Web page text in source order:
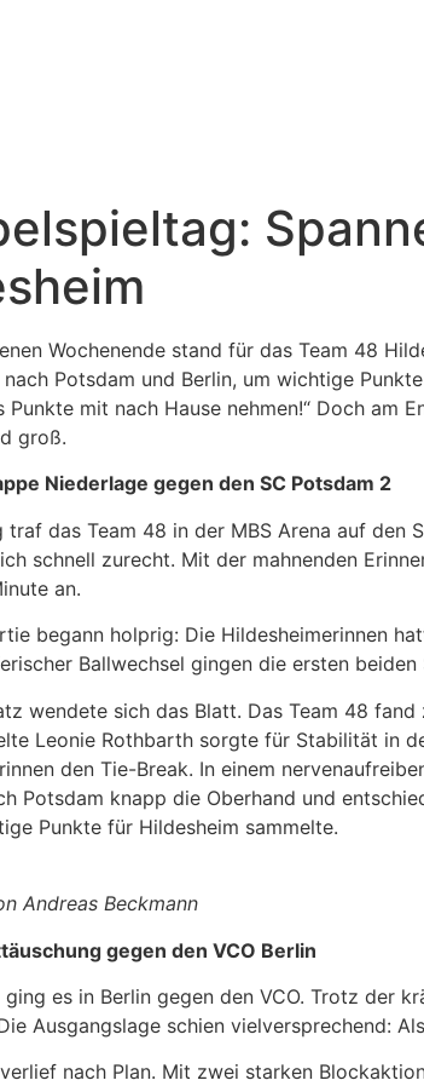
Wochenende stand für das Team 48
nach Potsdam und Berlin, um wichtige
Punkte mit nach Hause nehmen!“ Doch am
groß.
Niederlage gegen den SC Potsdam 2
traf das Team 48 in der MBS Arena auf
schnell zurecht. Mit der mahnenden
an.
begann holprig: Die Hildesheimerinnen
Ballwechsel gingen die ersten
wendete sich das Blatt. Das Team 48
Leonie Rothbarth sorgte für Stabilität in
den Tie-Break. In einem
Potsdam knapp die Oberhand und
Punkte für Hildesheim sammelte.
Andreas Beckmann
gegen den VCO Berlin
ging es in Berlin gegen den VCO. Trotz der
Ausgangslage schien vielversprechend:
nach Plan. Mit zwei starken